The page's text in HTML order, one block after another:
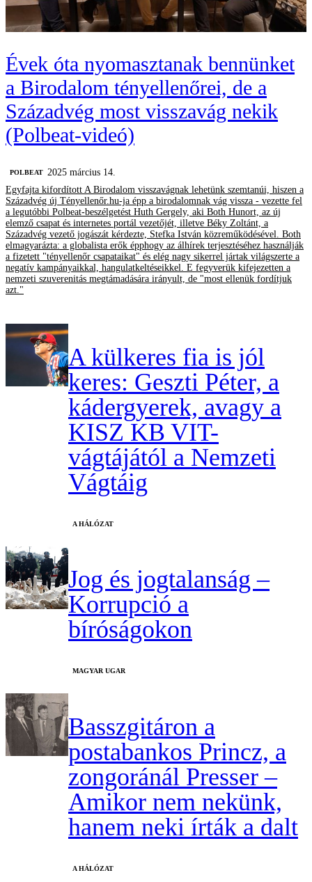
Évek óta nyomasztanak bennünket
a Birodalom tényellenőrei, de a
Századvég most visszavág nekik
(Polbeat-videó)
‎POLBEAT
2025 március 14.
Egyfajta kifordított A Birodalom visszavágnak lehetünk szemtanúi, hiszen a
Századvég új Tényellenőr.hu-ja épp a birodalomnak vág vissza - vezette fel
a legutóbbi Polbeat-beszélgetést Huth Gergely, aki Both Hunort, az új
elemző csapat és internetes portál vezetőjét, illetve Béky Zoltánt, a
Századvég vezető jogászát kérdezte, Stefka István közreműködésével. Both
elmagyarázta: a globalista erők épphogy az álhírek terjesztéséhez használják
a fizetett "tényellenőr csapataikat" és elég nagy sikerrel jártak világszerte a
negatív kampányaikkal, hangulatkeltéseikkel. E fegyverük kifejezetten a
nemzeti szuverenitás megtámadására irányult, de "most ellenük fordítjuk
azt."
A külkeres fia is jól
keres: Geszti Péter, a
kádergyerek, avagy a
KISZ KB VIT-
vágtájától a Nemzeti
Vágtáig
A HÁLÓZAT
Jog és jogtalanság –
Korrupció a
bíróságokon
MAGYAR UGAR
Basszgitáron a
postabankos Princz, a
zongoránál Presser –
Amikor nem nekünk,
hanem neki írták a dalt
A HÁLÓZAT